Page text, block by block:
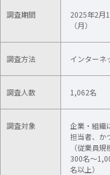
調査期間
2025年2月
（月）
調査方法 インターネ
調査人数 1,062名
調査対象
企業・組織
担当者、か
（従業員
300名～
名以上）